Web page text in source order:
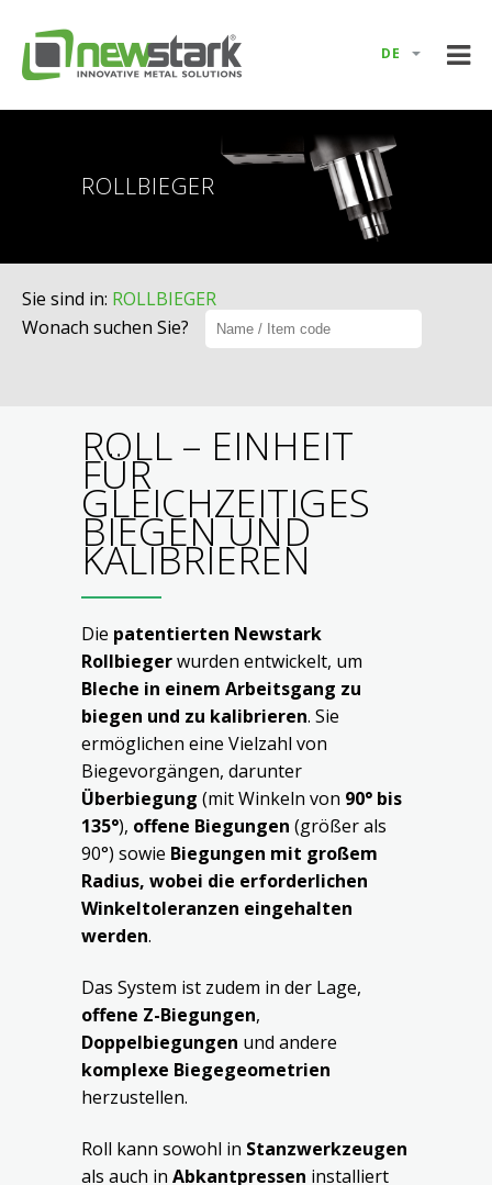
DE
ROLLBIEGER
Sie sind in: ROLLBIEGER
Wonach suchen Sie?
ROLL – EINHEIT
FÜR
GLEICHZEITIGES
BIEGEN UND
KALIBRIEREN
Die patentierten Newstark
Rollbiegerwurden entwickelt, um
Bleche in einem Arbeitsgang zu
biegen und zu kalibrieren. Sie
ermöglichen eine Vielzahl von
Biegevorgängen, darunter
Überbiegung (mit Winkeln von 90° bis
135°), offene Biegungen (größer als
90°) sowie Biegungen mit großem
Radius, wobei die erforderlichen
Winkeltoleranzen eingehalten
werden.
Das System ist zudem in der Lage,
offene Z-Biegungen,
Doppelbiegungen und andere
komplexe Biegegeometrien
herzustellen.
Roll kann sowohl in Stanzwerkzeugen
als auch in Abkantpressen installiert